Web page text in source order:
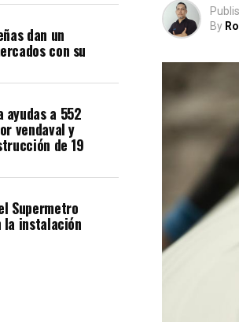
dan un
con su
ayudas a 552
vendaval y
de 19
Supermetro
la instalación
By